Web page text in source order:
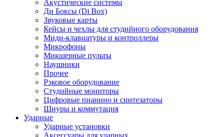
Акустические системы
Ди Боксы (Di Box)
Звуковые карты
Кейсы и чехлы для студийного оборудования
Миди-клавиатуры и контроллеры
Микрофоны
Микшерные пульты
Наушники
Прочее
Рэковое оборудование
Студийные мониторы
Цифровые пианино и синтезаторы
Шнуры и коммутация
Ударные
Ударные установки
Аксессуары для ударных